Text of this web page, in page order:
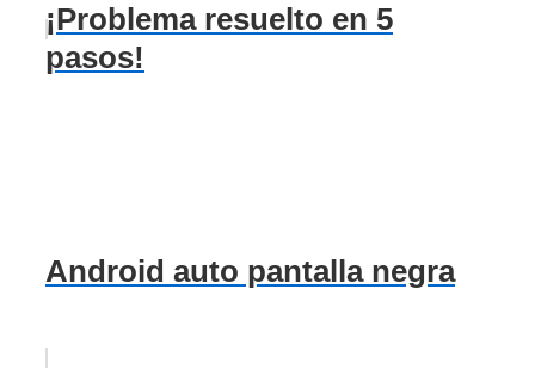
¡Problema resuelto en 5
pasos!
Android auto pantalla negra